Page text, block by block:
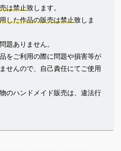
は禁止致します。
した作品の販売は禁止致しま
題ありません。
をご利用の際に問題や損害等が
せんので、自己責任にてご使用
のハンドメイド販売は、違法行